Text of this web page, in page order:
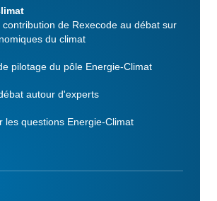
contribution de Rexecode au débat sur
du climat
pilotage du pôle Energie-Climat
autour d'experts
les questions Energie-Climat